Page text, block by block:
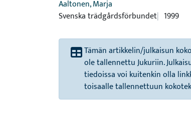
Aaltonen, Marja
Svenska trädgårdsförbundet 1999
Tämän artikkelin/julkaisun
ole tallennettu Jukuriin.
tiedoissa voi kuitenkin olla
toisaalle tallennettuun